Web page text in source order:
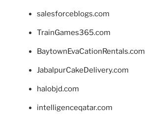
salesforceblogs.com
TrainGames365.com
BaytownEvaCationRentals.com
JabalpurCakeDelivery.com
halobjd.com
intelligenceqatar.com